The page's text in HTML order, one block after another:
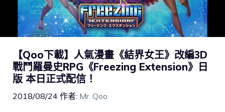
【Qoo下載】人氣漫畫《結界女王》改編3D
戰鬥羅曼史RPG《Freezing Extension》日
版 本日正式配信！
2018/08/24 作者: Mr. Qoo